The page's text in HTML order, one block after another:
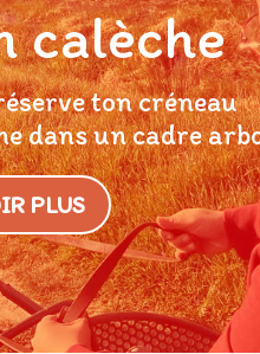
calèche
ton créneau
dans un cadre
PLUS